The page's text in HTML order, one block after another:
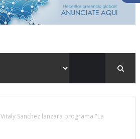
Vitaly Sanchez lanzara programa "La